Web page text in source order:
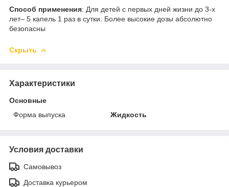
Способ применения: Для детей с первых дней жизни до 3-х
лет– 5 капель 1 раз в сутки. Более высокие дозы абсолютно
безопасны
Скрыть
Характеристики
Основные
Форма выпуска
Жидкость
Условия доставки
Самовывоз
Доставка курьером